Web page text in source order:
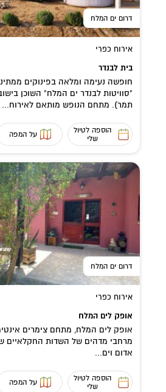
דרום ים המלח
אירוח כפרי
בית לבנדר
חופשה נעימה ומלאה בפינוקים
"סוויטות לבנדר ים המלח" השוכן
תמר). מתחם הנופש מותאם לאירוח...
הוספה לטיול
שלי
על המפה
דרום ים המלח
אירוח כפרי
אופק לים המלח
אופק לים המלח, מתחם צימרים
מרחבי מדהים של השדות החקלאיים
אדום וים...
הוספה לטיול
שלי
על המפה